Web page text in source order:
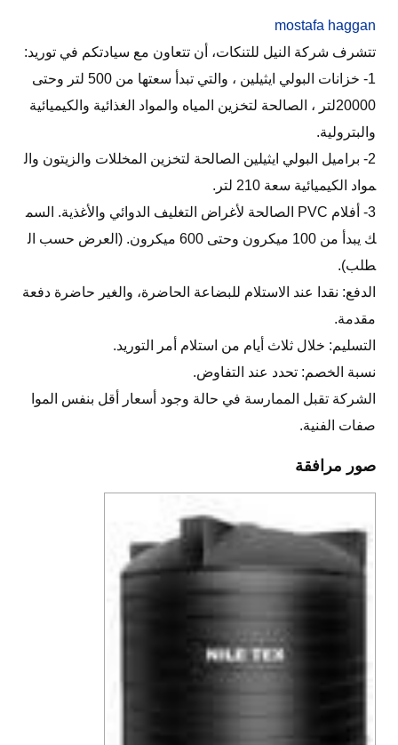
mostafa haggan
تتشرف شركة النيل للتنكات، أن تتعاون مع سيادتكم في توريد:
1- خزانات البولي ايثيلين ، والتي تبدأ سعتها من 500 لتر وحتى
20000لتر ، الصالحة لتخزين المياه والمواد الغذائية والكيميائية
والبترولية.
2- براميل البولي ايثيلين الصالحة لتخزين المخللات والزيتون وال
مواد الكيميائية سعة 210 لتر.
3- أفلام PVC الصالحة لأغراض التغليف الدوائي والأغذية. السم
ك يبدأ من 100 ميكرون وحتى 600 ميكرون. (العرض حسب ال
طلب).
الدفع: نقدا عند الاستلام للبضاعة الحاضرة، والغير حاضرة دفعة
مقدمة.
التسليم: خلال ثلاث أيام من استلام أمر التوريد.
نسبة الخصم: تحدد عند التفاوض.
الشركة تقبل الممارسة في حالة وجود أسعار أقل بنفس الموا
صفات الفنية.
صور مرافقة